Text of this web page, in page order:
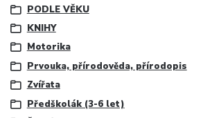
PODLE VĚKU
KNIHY
Motorika
Prvouka, přírodověda, přírodopis
Zvířata
Předškolák (3-6 let)